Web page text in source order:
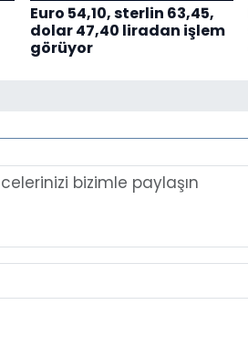
Euro 54,10, sterlin 63,45,
dolar 47,40 liradan işlem
görüyor